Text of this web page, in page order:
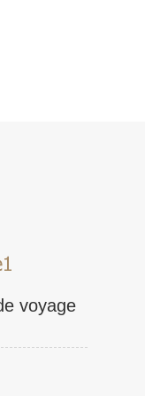
voyage